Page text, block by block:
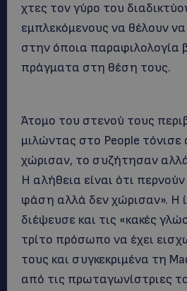
χτες τον γύρο του
εμπλεκόμενους να θέλουν
στην όποια παραφιλολογία
πράγματα στη θέση τους.
Άτομο του στενού τους
μιλώντας στο People τόνισε
χώρισαν, το συζήτησαν αλλά
Η αλήθεια είναι ότι
φάση αλλά δεν χώρισαν». Η
διέψευσε και τις «κακές
τρίτο πρόσωπο να έχει
τους και συγκεκριμένα τη
από τις πρωταγωνίστριες